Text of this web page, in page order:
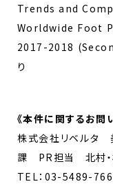
Trends and
Worldwide Foot
2017-2018
り
《本件に関するお問
株式会社リベルタ
課 PR担当 北村・
TEL：03-5489-